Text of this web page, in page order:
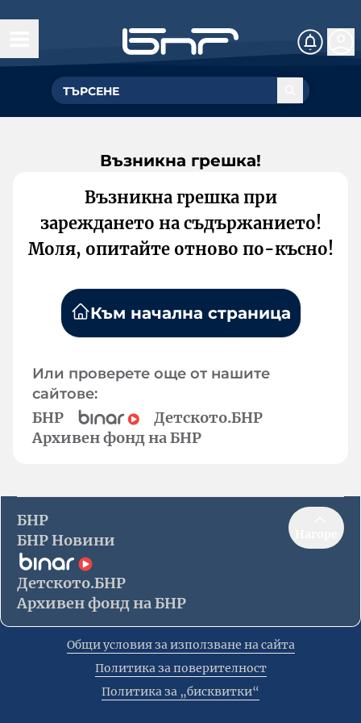
Възникна грешка!
Възникна грешка при
зареждането на съдържанието!
Моля, опитайте отново по-късно!
Към начална страница
Или проверете още от нашите
сайтове:
БНР
Детското.БНР
Архивен фонд на БНР
БНР
БНР Новини
Детското.БНР
Архивен фонд на БНР
Общи условия за използване на сайта
Политика за поверителност
Политика за „бисквитки“